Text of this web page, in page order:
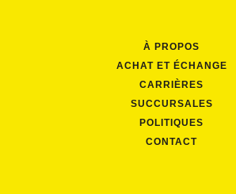
À PROPOS
ACHAT ET ÉCHANGE
CARRIÈRES
SUCCURSALES
POLITIQUES
CONTACT